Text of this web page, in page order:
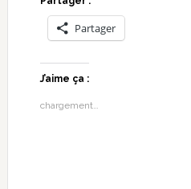
Partager
J’aime ça :
chargement…